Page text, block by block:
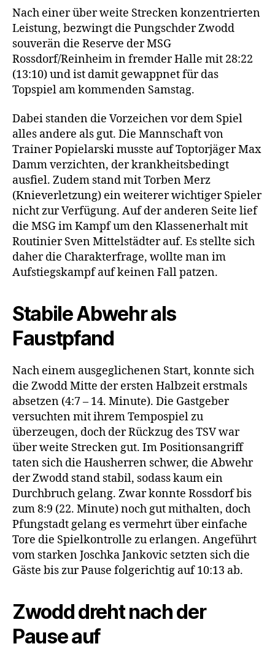
Nach einer über weite Strecken konzentrierten
Leistung, bezwingt die Pungschder Zwodd
souverän die Reserve der MSG
Rossdorf/Reinheim in fremder Halle mit 28:22
(13:10) und ist damit gewappnet für das
Topspiel am kommenden Samstag.
Dabei standen die Vorzeichen vor dem Spiel
alles andere als gut. Die Mannschaft von
Trainer Popielarski musste auf Toptorjäger Max
Damm verzichten, der krankheitsbedingt
ausfiel. Zudem stand mit Torben Merz
(Knieverletzung) ein weiterer wichtiger Spieler
nicht zur Verfügung. Auf der anderen Seite lief
die MSG im Kampf um den Klassenerhalt mit
Routinier Sven Mittelstädter auf. Es stellte sich
daher die Charakterfrage, wollte man im
Aufstiegskampf auf keinen Fall patzen.
Stabile Abwehr als
Faustpfand
Nach einem ausgeglichenen Start, konnte sich
die Zwodd Mitte der ersten Halbzeit erstmals
absetzen (4:7 – 14. Minute). Die Gastgeber
versuchten mit ihrem Tempospiel zu
überzeugen, doch der Rückzug des TSV war
über weite Strecken gut. Im Positionsangriff
taten sich die Hausherren schwer, die Abwehr
der Zwodd stand stabil, sodass kaum ein
Durchbruch gelang. Zwar konnte Rossdorf bis
zum 8:9 (22. Minute) noch gut mithalten, doch
Pfungstadt gelang es vermehrt über einfache
Tore die Spielkontrolle zu erlangen. Angeführt
vom starken Joschka Jankovic setzten sich die
Gäste bis zur Pause folgerichtig auf 10:13 ab.
Zwodd dreht nach der
Pause auf